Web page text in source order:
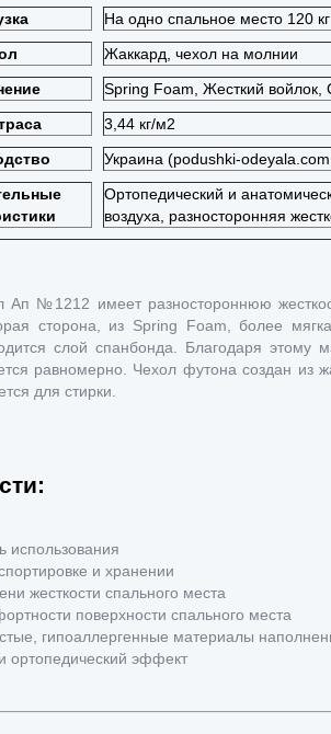
На одно спальное место 120 кг
Жаккард, чехол на молнии
Spring Foam, Жесткий войлок,
3,44 кг/м2
Украина (podushki-
Ортопедический и
воздуха, разносторонняя
Ап №1212 имеет разностороннюю
сторона, из Spring Foam, более
слой спанбонда. Благодаря этому
равномерно. Чехол футона создан из
для стирки.
использования
и хранении
жесткости спального места
поверхности спального места
гипоаллергенные материалы
ортопедический эффект